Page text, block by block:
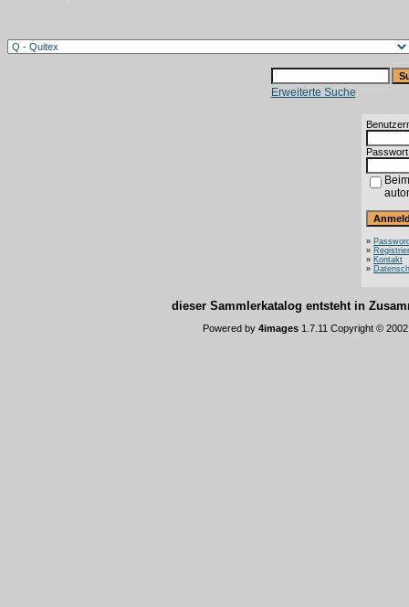
Erweiterte Suche
»
»
» Kontakt
»
dieser Sammlerkatalog entsteht in
Powered by 4images 1.7.11 Copyright ©